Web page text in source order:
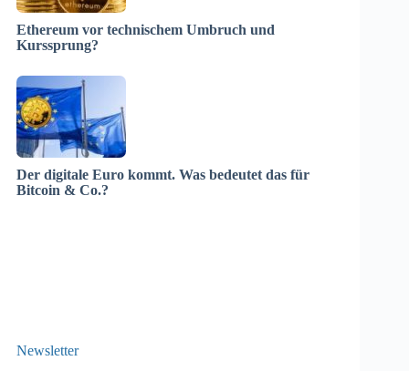
Ethereum vor technischem Umbruch und
Kurssprung?
Der digitale Euro kommt. Was bedeutet das für
Bitcoin & Co.?
Newsletter